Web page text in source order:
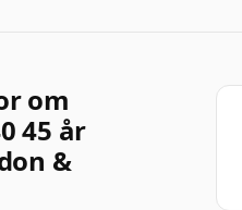
om
45 år
&